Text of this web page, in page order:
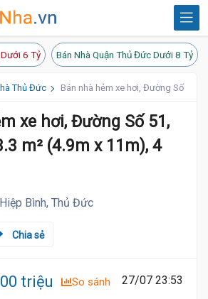
6 Tỷ Bán Nhà Quận Thủ Đức Dưới 8 Tỷ
Thủ Đức Bán nhà hẻm xe hơi, Đường Số 51,
xe hơi, Đường Số 51,
m² (4.9m x 11m), 4
Bình, Thủ Đức
Chia sẻ
triệu So sánh 27/07 23:53